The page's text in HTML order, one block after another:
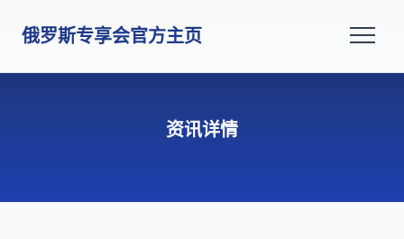
俄罗斯专享会官方主页
资讯详情